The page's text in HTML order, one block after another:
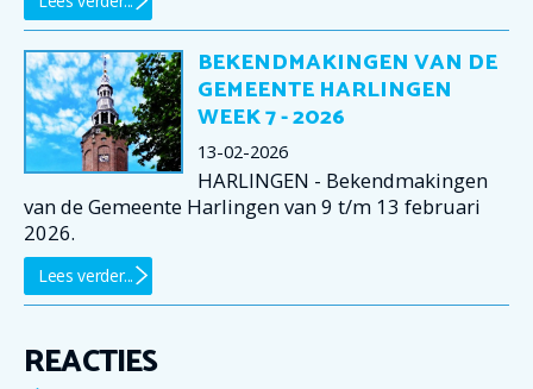
BEKENDMAKINGEN VAN DE
GEMEENTE HARLINGEN
WEEK 7 - 2026
13-02-2026
HARLINGEN - Bekendmakingen
van de Gemeente Harlingen van 9 t/m 13 februari
2026.
Lees verder...
REACTIES